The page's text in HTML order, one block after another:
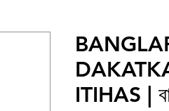
ITIHAS |